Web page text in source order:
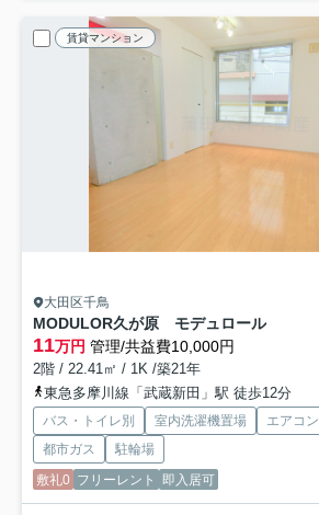
賃貸マンション
大田区千鳥
MODULOR久が原 モデュロール
11万円 管理/共益費10,000円
2階 / 22.41㎡ / 1K /築21年
東急多摩川線「武蔵新田」駅 徒歩12分
バス・トイレ別 室内洗濯機置場 エアコン
都市ガス
駐輪場
敷礼0 フリーレント 即入居可